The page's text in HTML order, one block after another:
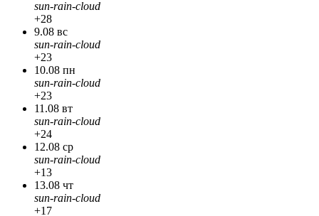
sun-rain-cloud
+28
9.08 вс
sun-rain-cloud
+23
10.08 пн
sun-rain-cloud
+23
11.08 вт
sun-rain-cloud
+24
12.08 ср
sun-rain-cloud
+13
13.08 чт
sun-rain-cloud
+17